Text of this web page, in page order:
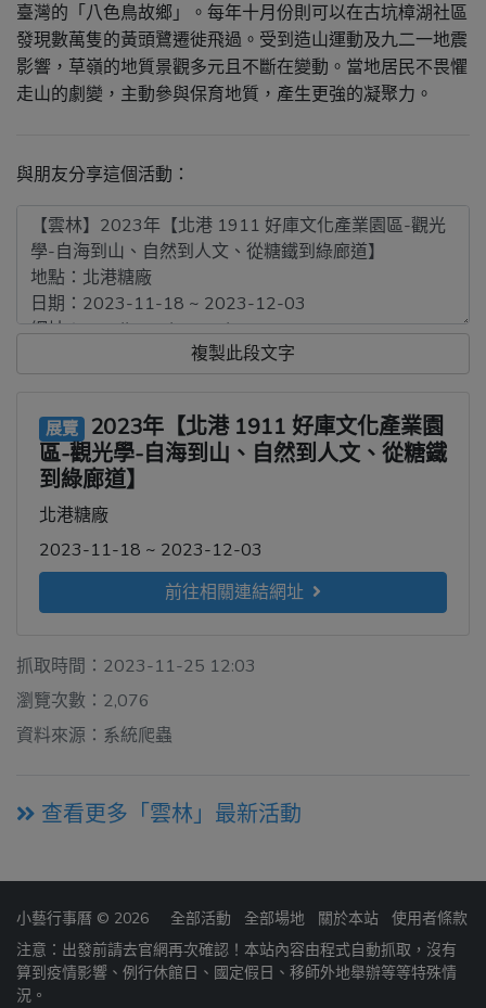
臺灣的「八色鳥故鄉」。每年十月份則可以在古坑樟湖社區
發現數萬隻的黃頭鷺遷徙飛過。受到造山運動及九二一地震
影響，草嶺的地質景觀多元且不斷在變動。當地居民不畏懼
走山的劇變，主動參與保育地質，產生更強的凝聚力。
與朋友分享這個活動：
複製此段文字
展覽
2023年【北港 1911 好庫文化產業園
區-觀光學-自海到山、自然到人文、從糖鐵
到綠廊道】
北港糖廠
2023-11-18 ~ 2023-12-03
前往相關連結網址
抓取時間：2023-11-25 12:03
瀏覽次數：2,076
資料來源：系統爬蟲
查看更多「雲林」最新活動
小藝行事曆 © 2026 全部活動 全部場地 關於本站
使用者條款
注意：出發前請去官網再次確認！本站內容由程式自動抓取，沒有
算到疫情影響、例行休館日、國定假日、移師外地舉辦等等特殊情
況。